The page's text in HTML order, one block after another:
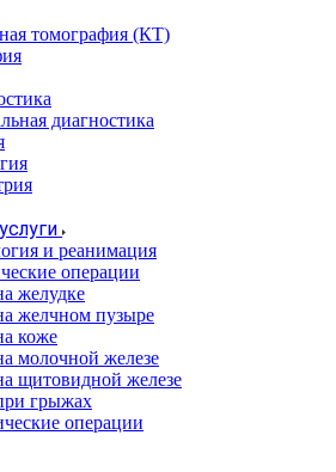
томография (КТ)
диагностика
и реанимация
операции
желудке
желчном пузыре
коже
молочной железе
щитовидной железе
грыжах
операции